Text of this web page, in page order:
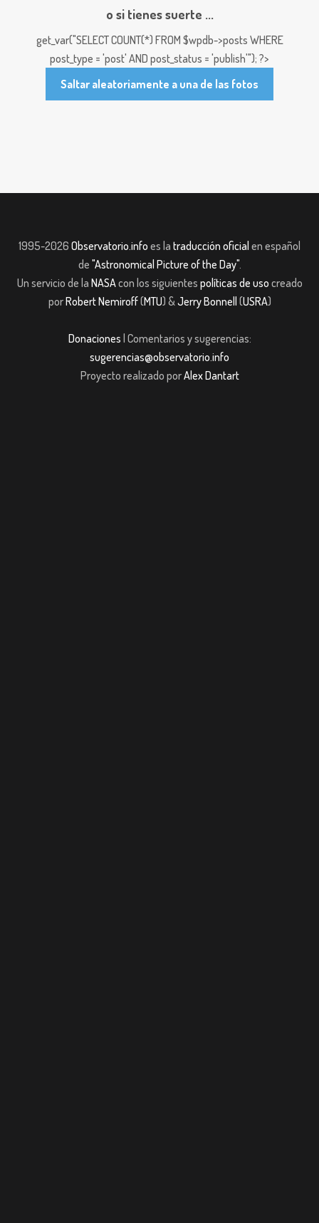
o si tienes suerte ...
get_var("SELECT COUNT(*) FROM $wpdb->posts WHERE
post_type = 'post' AND post_status = 'publish'"); ?>
Saltar aleatoriamente a una de las fotos
1995-2026 Observatorio.info es la traducción oficial en español
de "Astronomical Picture of the Day".
Un servicio de la NASAcon los siguientes políticas de uso creado
porRobert Nemiroff(MTU) &Jerry Bonnell (USRA)
Donaciones | Comentarios y sugerencias:
sugerencias@observatorio.info
Proyecto realizado porAlex Dantart